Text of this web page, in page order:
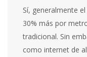
Sí, generalmente
30% más por
tradicional. Sin
como internet de